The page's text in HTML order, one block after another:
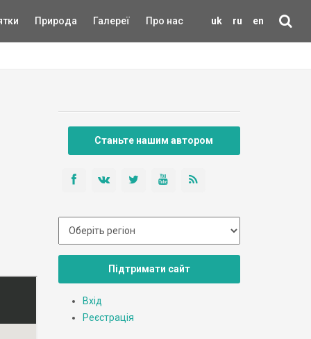
uk ru en
Природа Галереї Про нас
Станьте нашим автором
Підтримати сайт
Вхід
Реєстрація